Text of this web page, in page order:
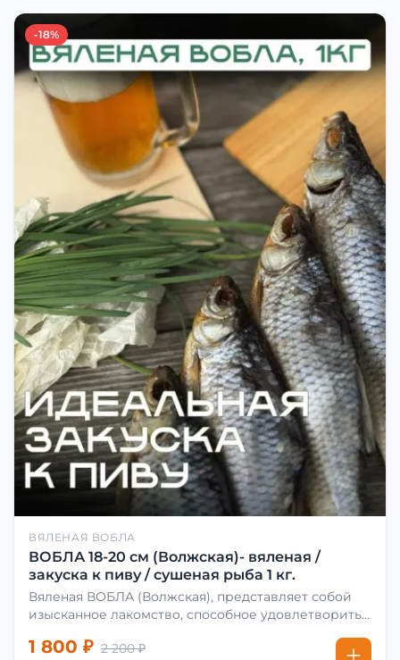
-18%
ВЯЛЕНАЯ ВОБЛА
ВОБЛА 18-20 см (Волжская)- вяленая /
закуска к пиву / сушеная рыба 1 кг.
Вяленая ВОБЛА (Волжская), представляет собой
изысканное лакомство, способное удовлетворить
сделать вяленую воблу, её сначала хорошо солят.
1 800 ₽ 2 200 ₽